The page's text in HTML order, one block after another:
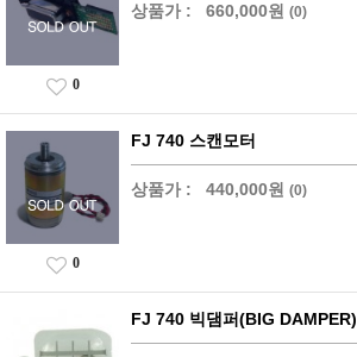
상품가 : 660,000원 (0)
0
FJ 740 스캔모터
상품가 : 440,000원 (0)
0
FJ 740 빅댐퍼(BIG DAMPER)